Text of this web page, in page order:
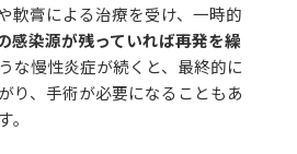
軟膏による治療を受け、一時的
感染源が残っていれば再発を繰
な慢性炎症が続くと、最終的に
り、手術が必要になることもあ